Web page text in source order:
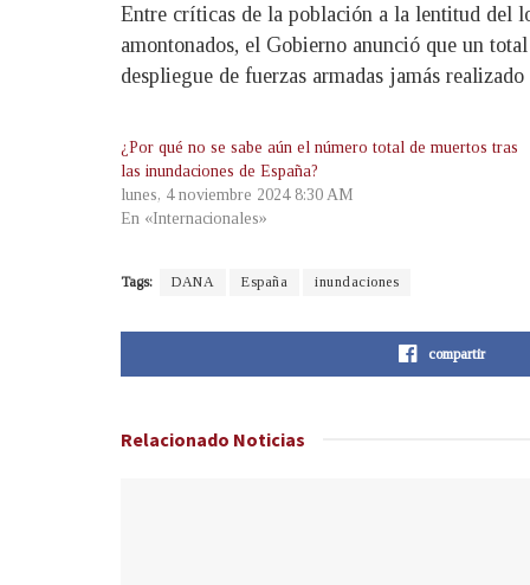
Entre críticas de la población a la lentitud del
amontonados, el Gobierno anunció que un
despliegue de fuerzas armadas jamás
¿Por qué no se sabe aún el número total de muertos tras
las inundaciones de España?
lunes, 4 noviembre 2024 8:30 AM
En «Internacionales»
Tags: DANA España inundaciones
compartir
Relacionado Noticias